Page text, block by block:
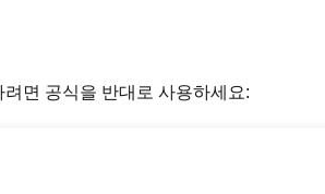
면 공식을 반대로 사용하세요: